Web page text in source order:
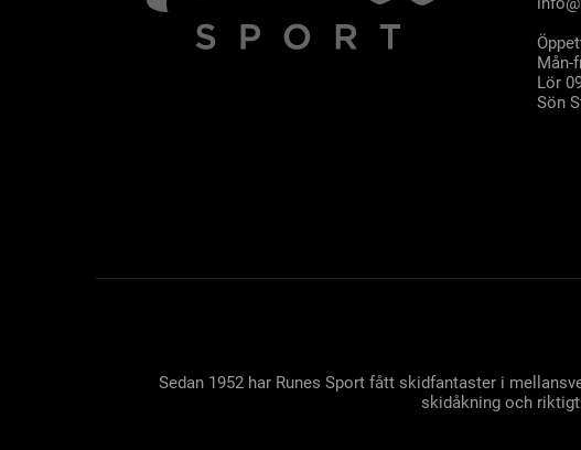
Mån-
Lör
Sön
Sedan 1952 har Runes Sport fått skidfantaster i
skidåkning och